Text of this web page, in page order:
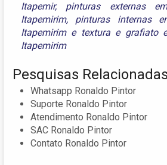
Itapemir, pinturas externas
Itapemirim, pinturas internas
Itapemirime textura e grafiato
Itapemirim
Pesquisas Relacionadas
Whatsapp Ronaldo Pintor
Suporte Ronaldo Pintor
Atendimento Ronaldo Pintor
SAC Ronaldo Pintor
Contato Ronaldo Pintor